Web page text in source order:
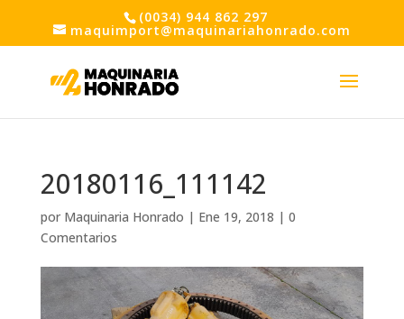
(0034) 944 862 297
maquimport@maquinariahonrado.com
20180116_111142
por Maquinaria Honrado | Ene 19, 2018 | 0
Comentarios